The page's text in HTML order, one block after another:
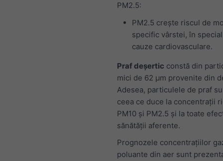
PM2.5:
PM2.5 crește riscul de
specific vârstei, în
cauze cardiovasculare.
Praf deșertic constă din
mici de 62 μm provenite din
Adesea, particulele de praf
ceea ce duce la concentrații
PM10 și PM2.5 și la toate
sănătății aferente.
Prognozele concentrațiilor
poluante din aer sunt